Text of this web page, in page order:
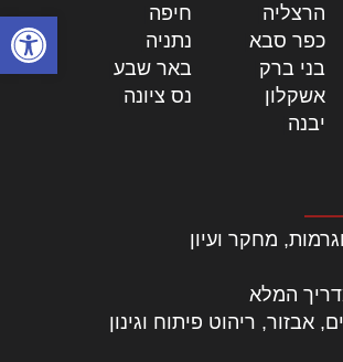
פתח הרצליה חיפה
כפר סבא נתניה
בני ברק באר שבע
אשקלון נס ציונה
יבנה
מחקר ועיון
המלא
אבזור, ריהוט פיתוח וגינון